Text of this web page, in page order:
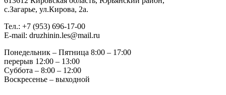
с.Загарье, ул.Кирова, 2а.
Тел.: +7 (953) 696-17-00
Е-mail: druzhinin.les@mail.ru
Понедельник – Пятница 8:00 – 17:00
перерыв 12:00 – 13:00
Суббота – 8:00 – 12:00
Воскресенье – выходной